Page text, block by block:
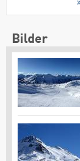
Bilder